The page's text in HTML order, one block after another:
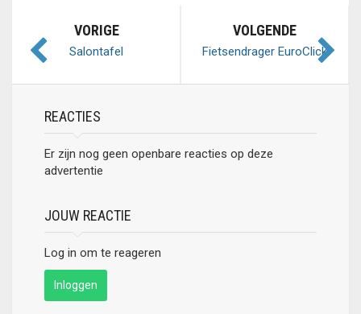
VORIGE
Salontafel
VOLGENDE
Fietsendrager EuroClick
REACTIES
Er zijn nog geen openbare reacties op deze
advertentie
JOUW REACTIE
Log in om te reageren
Inloggen